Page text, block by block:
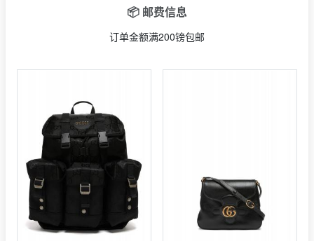
📦 邮费信息
订单金额满200镑包邮